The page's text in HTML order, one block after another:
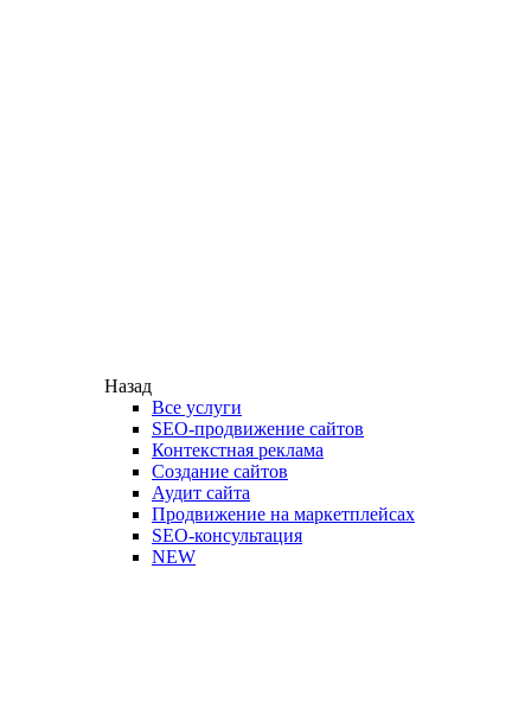
Назад
Все услуги
SEO-продвижение сайтов
Контекстная реклама
Создание сайтов
Аудит сайта
Продвижение на маркетплейсах
SEO-консультация
NEW